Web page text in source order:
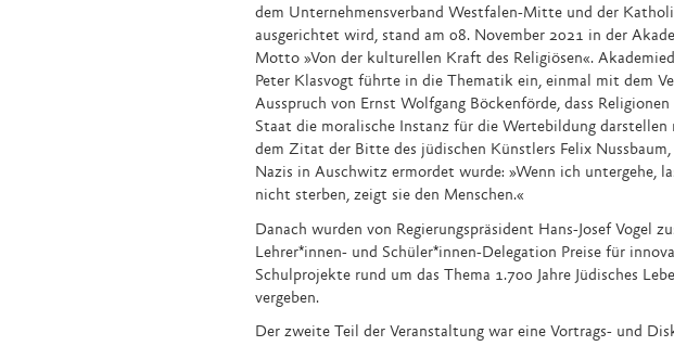
dem Unternehmensverband Westfalen-Mitte und der
ausgerichtet wird, stand am 08. November 2021 in der
Motto »Von der kulturellen Kraft des Religiösen«.
Peter Klasvogt führte in die Thematik ein, einmal mit dem
Ausspruch von Ernst Wolfgang Böckenförde, dass
Staat die moralische Instanz für die Wertebildung darstellen
dem Zitat der Bitte des jüdischen Künstlers Felix Nussbaum,
Nazis in Auschwitz ermordet wurde: »Wenn ich untergehe,
nicht sterben, zeigt sie den Menschen.«
Danach wurden von Regierungspräsident Hans-Josef Vogel
Lehrer*innen- und Schüler*innen-Delegation Preise für
Schulprojekte rund um das Thema 1.700 Jahre Jüdisches
vergeben.
Der zweite Teil der Veranstaltung war eine Vortrags- und